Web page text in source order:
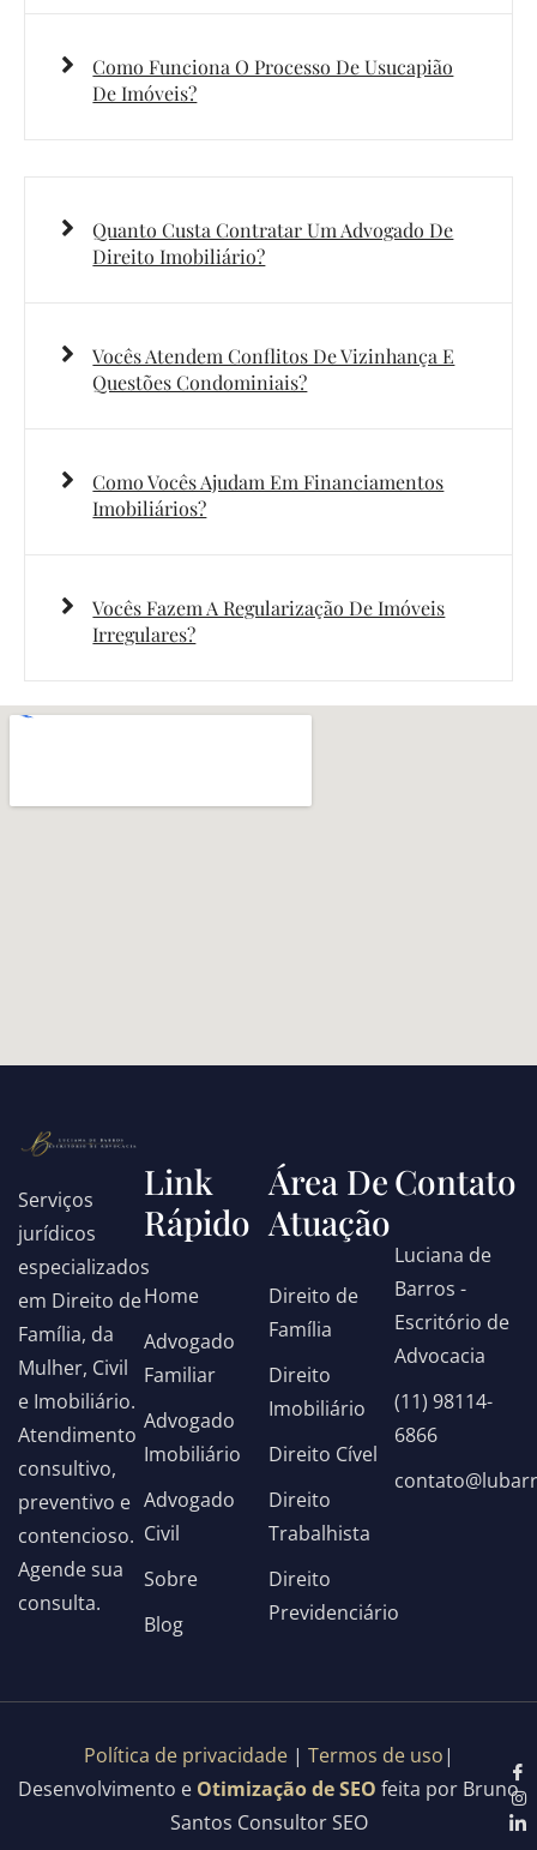
Como Funciona O Processo De Usucapião
De Imóveis?
Quanto Custa Contratar Um Advogado De
Direito Imobiliário?
Vocês Atendem Conflitos De Vizinhança E
Questões Condominiais?
Como Vocês Ajudam Em Financiamentos
Imobiliários?
Vocês Fazem A Regularização De Imóveis
Irregulares?
Serviços
jurídicos
especializados
em Direito de
Família, da
Mulher, Civil
e Imobiliário.
Atendimento
consultivo,
preventivo e
contencioso.
Agende sua
consulta.
Link
Rápido
Home
Advogado
Familiar
Advogado
Imobiliário
Advogado
Civil
Sobre
Blog
Área De
Atuação
Direito de
Família
Direito
Imobiliário
Direito Cível
Direito
Trabalhista
Direito
Previdenciário
Contato
Luciana de
Barros -
Escritório de
Advocacia
(11) 98114-
6866
Política de privacidade| Termos de uso|
Desenvolvimento e Otimização de SEO feita por Bruno
Santos Consultor SEO